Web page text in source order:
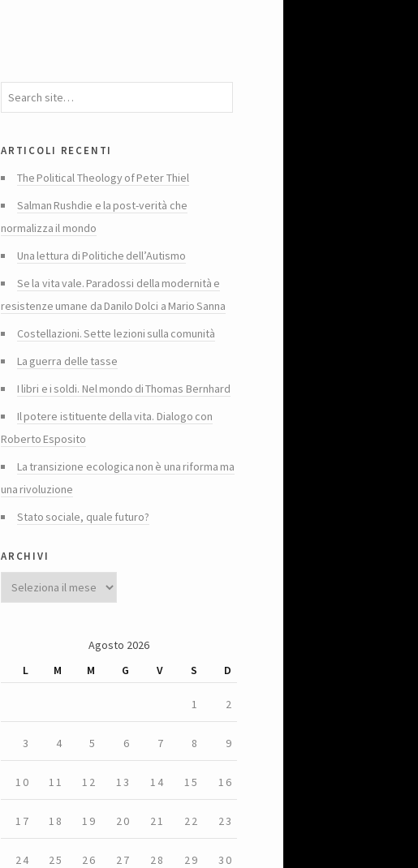
articoli recenti
The Political Theology of Peter Thiel
Salman Rushdie e la post-verità che
normalizza il mondo
Una lettura di Politiche dell’Autismo
Se la vita vale. Paradossi della modernità e
resistenze umane da Danilo Dolci a Mario Sanna
Costellazioni. Sette lezioni sulla comunità
La guerra delle tasse
I libri e i soldi. Nel mondo di Thomas Bernhard
Il potere istituente della vita. Dialogo con
Roberto Esposito
La transizione ecologica non è una riforma ma
una rivoluzione
Stato sociale, quale futuro?
archivi
Agosto 2026
L
M M G V S D
1 2
3 4 5 6 7 8 9
10 11 12 13 14 15 16
17 18 19 20 21 22 23
24 25 26 27 28 29 30